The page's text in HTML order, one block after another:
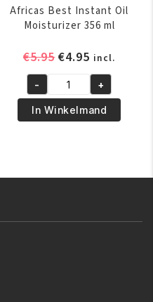
Africas Best Instant Oil
Moisturizer 356 ml
€5.95
was:
€5.95.
€4.95 Huidige
prijs
is:
€4.95.
incl.
Africas
Best
Instant
356
- +
In Winkelmand